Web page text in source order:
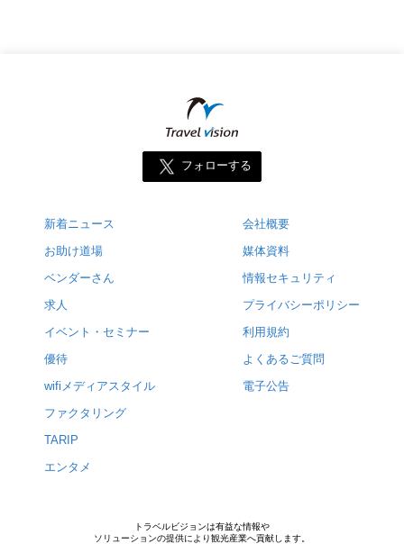
フォローする
新着ニュース
お助け道場
ベンダーさん
求人
イベント・セミナー
優待
wifiメディアスタイル
ファクタリング
TARIP
エンタメ
会社概要
媒体資料
情報セキュリティ
プライバシーポリシー
利用規約
よくあるご質問
電子公告
トラベルビジョンは有益な情報や
ソリューションの提供により観光産業へ貢献します。